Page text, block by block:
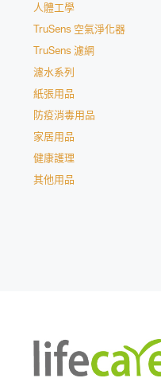
人體工學
TruSens 空氣淨化器
TruSens 濾網
濾水系列
紙張用品
防疫消毒用品
家居用品
健康護理
其他用品